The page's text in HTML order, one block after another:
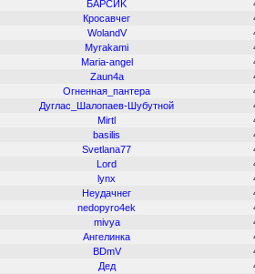
БAPCИK
Кросавчег
WolandV
Myrakami
Maria-angel
Zaun4a
Огненная_пантера
Дуглас_Шалопаев-Шубутной
Mirtl
basilis
Svetlana77
Lord
lynx
Неудачнег
nedopyro4ek
mivya
Ангелинка
BDmV
Дед